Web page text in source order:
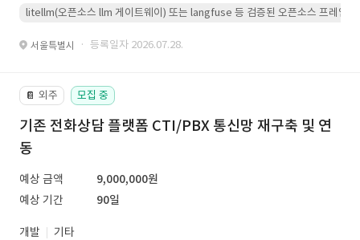
litellm(오픈소스 llm 게이트웨이) 또는 langfuse 등 검증된 오픈소스 프레임워
서울특별시 · 등록일자 2026.07.28.
📔 외주 모집 중
기존 전화상담 플랫폼 CTI/PBX 통신망 재구축 및 연
동
예상 금액
9,000,000원
예상 기간
90일
개발
기타